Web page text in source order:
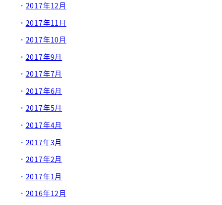
2017年12月
2017年11月
2017年10月
2017年9月
2017年7月
2017年6月
2017年5月
2017年4月
2017年3月
2017年2月
2017年1月
2016年12月